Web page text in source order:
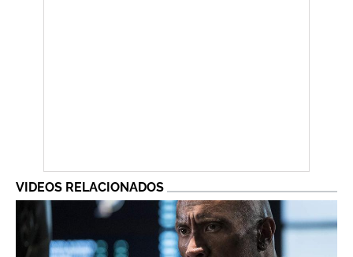
VIDEOS RELACIONADOS